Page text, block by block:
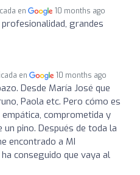
en 10 months ago
profesionalidad, grandes
en 10 months ago
Desde María José que
Paola etc. Pero cómo es
comprometida y
pino. Después de toda la
encontrado a MI
conseguido que vaya al